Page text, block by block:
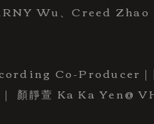
Wu、Creed Zhao
Co-Producer
顏靜萱 Ka Ka Yen@